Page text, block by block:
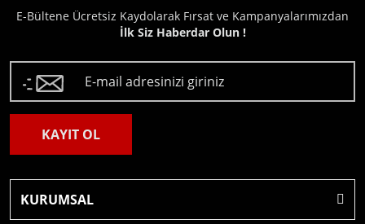
E-Bültene Ücretsiz Kaydolarak Fırsat ve Kampanyalarımızdan
İlk Siz Haberdar Olun !
KAYIT OL
KURUMSAL